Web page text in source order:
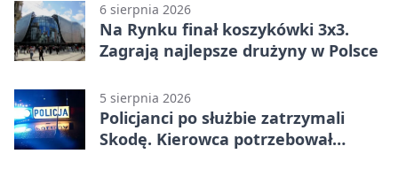
6 sierpnia 2026
Na Rynku finał koszykówki 3x3.
Zagrają najlepsze drużyny w Polsce
5 sierpnia 2026
Policjanci po służbie zatrzymali
Skodę. Kierowca potrzebował